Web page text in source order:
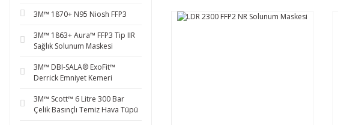
3M™ 1870+ N95 Niosh FFP3
3M™ 1863+ Aura™ FFP3 Tip IIR
Sağlık Solunum Maskesi
3M™ DBI-SALA® ExoFit™
Derrick Emniyet Kemeri
3M™ Scott™ 6 Litre 300 Bar
Çelik Basınçlı Temiz Hava Tüpü